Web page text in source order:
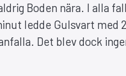
Boden nära. I alla
ledde Gulsvart med
Det blev dock